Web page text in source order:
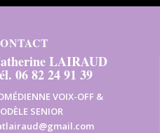
LAIRAUD
06 82 24 91 39
VOIX-OFF &
SENIOR